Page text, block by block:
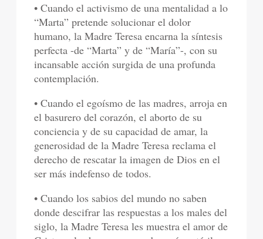
• Cuando el activismo de una mentalidad a lo
“Marta” pretende solucionar el dolor
humano, la Madre Teresa encarna la síntesis
perfecta -de “Marta” y de “María”-, con su
incansable acción surgida de una profunda
contemplación.
• Cuando el egoísmo de las madres, arroja en
el basurero del corazón, el aborto de su
conciencia y de su capacidad de amar, la
generosidad de la Madre Teresa reclama el
derecho de rescatar la imagen de Dios en el
ser más indefenso de todos.
• Cuando los sabios del mundo no saben
donde descifrar las respuestas a los males del
siglo, la Madre Teresa les muestra el amor de